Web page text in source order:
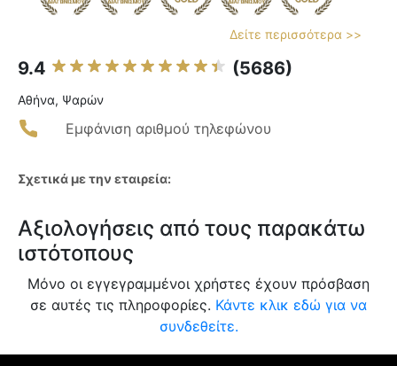
Δείτε περισσότερα >>
9.4 (5686)
Αθήνα, Ψαρών
Εμφάνιση αριθμού τηλεφώνου
Σχετικά με την εταιρεία:
Αξιολογήσεις από τους παρακάτω
ιστότοπους
Μόνο οι εγγεγραμμένοι χρήστες έχουν πρόσβαση
σε αυτές τις πληροφορίες. Κάντε κλικ εδώ για να
συνδεθείτε.